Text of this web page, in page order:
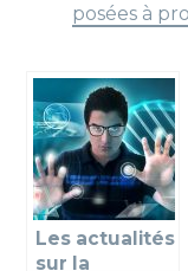
posées à
Les actualités
sur la